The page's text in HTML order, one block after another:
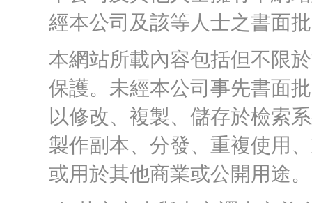
經本公司及該等人士之書面
本網站所載內容包括但不限
保護。未經本公司事先書面
以修改、複製、儲存於檢索
製作副本、分發、重複使用
或用於其他商業或公開用途。